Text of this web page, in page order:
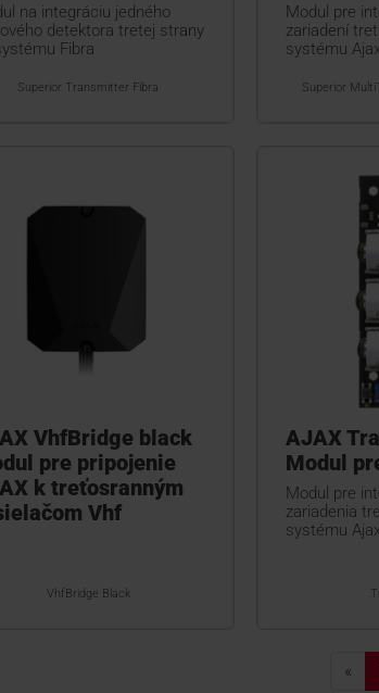
na integráciu jedného
detektora tretej strany
Fibra
Superior Transmitter Fibra
Modul pre
zariadení
systému
Superior
VhfBridge black
pre pripojenie
k treťosranným
Vhf
VhfBridge Black
AJAX
Modul
Modul pre
zariadenia
systému
«